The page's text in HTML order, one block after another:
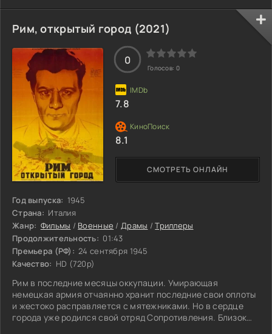
Рим, открытый город (2021)
Год выпуска: 1945
Страна: Италия
Жанр: Фильмы / Военные /Драмы /Триллеры
Продолжительность: 01:43
Премьера (РФ): 24 сентября 1945
Качество: HD (720p)
Рим в последние месяцы оккупации. Умирающая
немецкая армия отчаянно хранит последние свои оплоты
и жестоко расправляется с мятежниками. Но в сердце
города уже родился свой отряд Сопротивления. Близок
СМОТРЕТЬ ОНЛАЙН
0
Голосов: 0
7.8
8.1